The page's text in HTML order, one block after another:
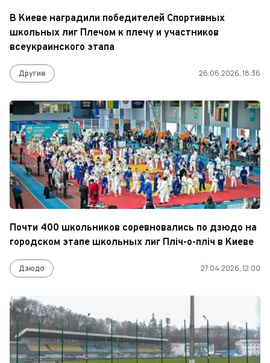
В Киеве наградили победителей Спортивных
школьных лиг Плечом к плечу и участников
всеукраинского этапа
Другие 26.06.2026, 18:36
Почти 400 школьников соревновались по дзюдо на
городском этапе школьных лиг Пліч-о-пліч в Киеве
Дзюдо 27.04.2026, 12:00